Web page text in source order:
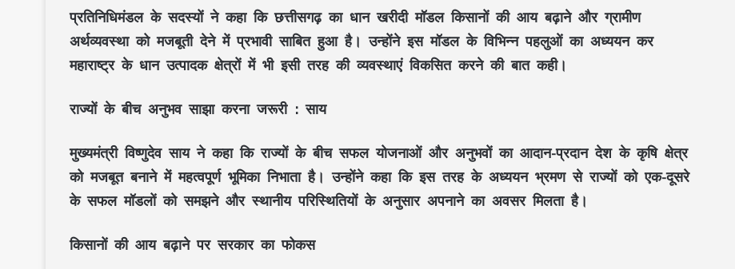
प्रतिनिधिमंडल के सदस्यों ने कहा कि छत्तीसगढ़ का धान खरीदी मॉडल किसानों की आय बढ़ाने और ग्रामीण
अर्थव्यवस्था को मजबूती देने में प्रभावी साबित हुआ है। उन्होंने इस मॉडल के विभिन्न पहलुओं का अध्ययन कर
महाराष्ट्र के धान उत्पादक क्षेत्रों में भी इसी तरह की व्यवस्थाएं विकसित करने की बात कही।
राज्यों के बीच अनुभव साझा करना जरूरी : साय
मुख्यमंत्री विष्णुदेव साय ने कहा कि राज्यों के बीच सफल योजनाओं और अनुभवों का आदान-प्रदान देश के कृषि क्षेत्र
को मजबूत बनाने में महत्वपूर्ण भूमिका निभाता है। उन्होंने कहा कि इस तरह के अध्ययन भ्रमण से राज्यों को एक-दूसरे
के सफल मॉडलों को समझने और स्थानीय परिस्थितियों के अनुसार अपनाने का अवसर मिलता है।
किसानों की आय बढ़ाने पर सरकार का फोकस